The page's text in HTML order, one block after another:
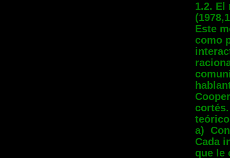
1.2. El
Este
como
a)
Cada
que le